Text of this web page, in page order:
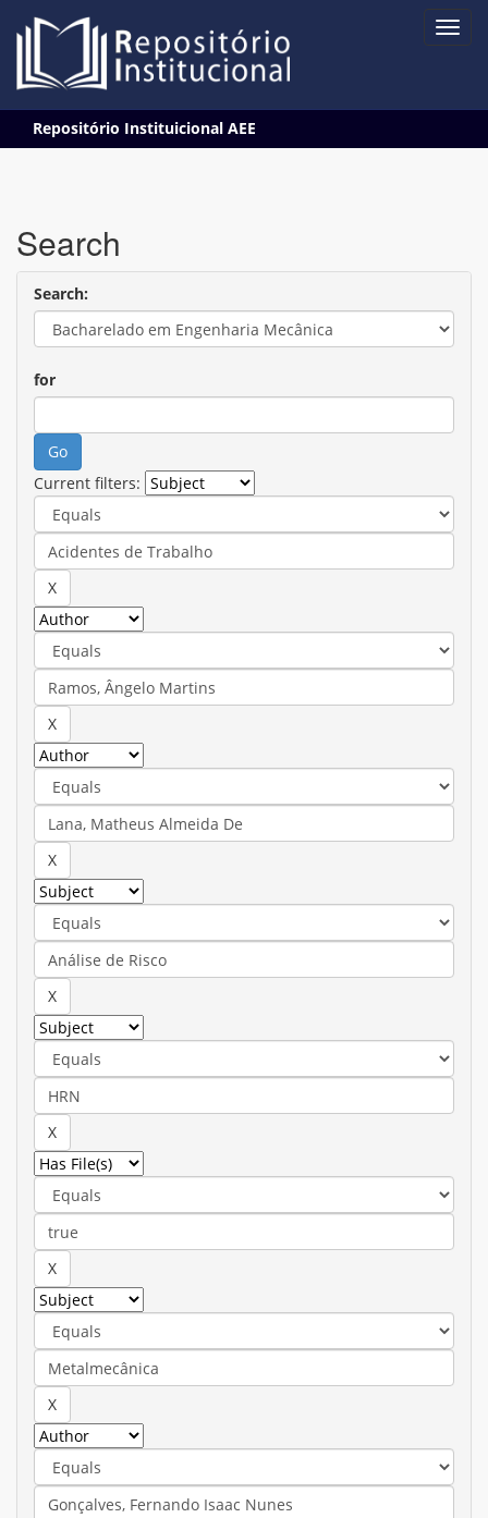
navigation
Repositório Instituicional AEE
Search
Search:
for
Current filters: